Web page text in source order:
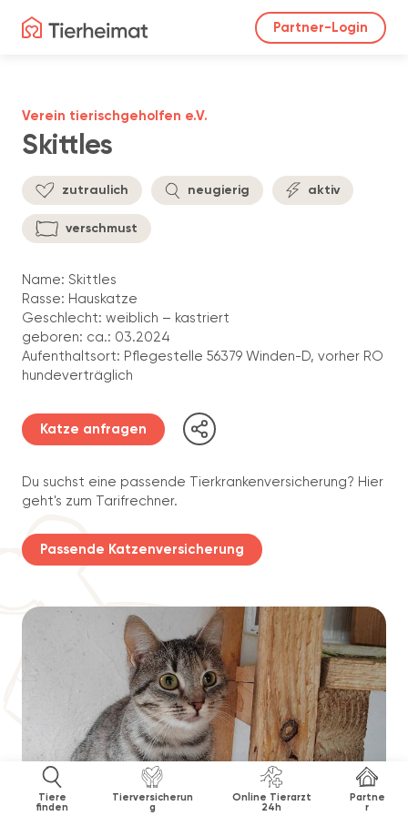
Partner-Login
Tiere
finden
Tierversicherun
g
Online Tierarzt
24h
Partne
r
Skittles
Verein tierischgeholfen e.V.
zutraulich neugierig aktiv
verschmust
Name: Skittles
Rasse: Hauskatze
Geschlecht: weiblich – kastriert
geboren: ca.: 03.2024
Aufenthaltsort: Pflegestelle 56379 Winden-D, vorher RO
hundeverträglich
Katze anfragen
Du suchst eine passende Tierkrankenversicherung? Hier
geht's zum Tarifrechner.
Passende Katzenversicherung